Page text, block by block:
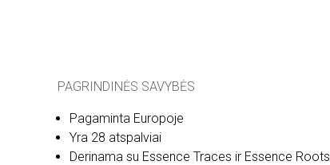
PAGRINDINĖS SAVYBĖS
Pagaminta Europoje
Yra 28 atspalviai
Derinama su Essence Traces ir Essence Roots